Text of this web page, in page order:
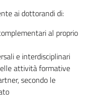
ai dottorandi di:
al proprio
e interdisciplinari
attività formative
secondo le